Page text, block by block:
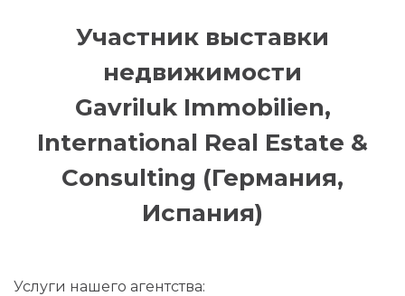
Участник выставки
недвижимости
Gavriluk Immobilien,
International Real Estate &
Consulting (Германия,
Испания)
Услуги нашего агентства: